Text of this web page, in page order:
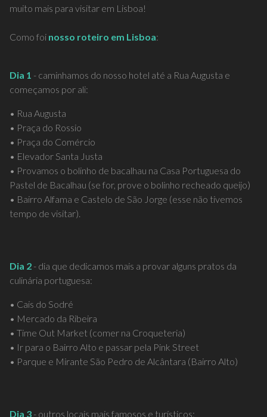
muito mais para visitar em Lisboa!
Como foi nosso roteiro em Lisboa:
Dia 1 - caminhamos do nosso hotel até a Rua Augusta e
começamos por ali:
• Rua Augusta
• Praça do Rossio
• Praça do Comércio
• Elevador Santa Justa
• Provamos o bolinho de bacalhau na Casa Portuguesa do
Pastel de Bacalhau (se for, prove o bolinho recheado queijo)
• Bairro Alfama e Castelo de São Jorge (esse não tivemos
tempo de visitar).
Dia 2 - dia que dedicamos mais a provar alguns pratos da
culinária portuguesa:
• Cais do Sodré
• Mercado da Ribeira
• Time Out Market (comer na Croqueteria)
• Ir para o Bairro Alto e passar pela Pink Street
• Parque e Mirante São Pedro de Alcântara (Bairro Alto)
Dia 3 - outros locais mais famosos e turísticos: